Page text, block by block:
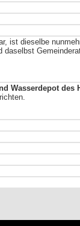
ist dieselbe
Wasserdepot des